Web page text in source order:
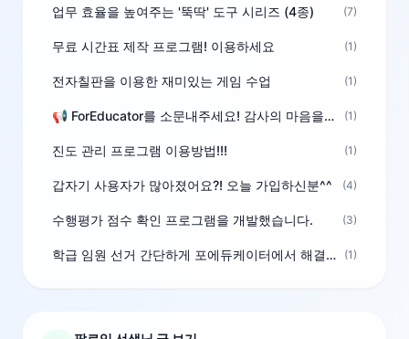
업무 효율을 높여주는 '뚝딱' 도구 시리즈 (4종) (7)
무료 시간표 제작 프로그램! 이용하세요 (1)
전자칠판을 이용한 재미있는 게임 수업 (1)
📢 ForEducator를 소문내주세요! 감사의 마음을 담은 포인트 선물 (1)
진도 관리 프로그램 이용방법!!! (1)
갑자기 사용자가 많아졌어요?! 오늘 가입하신분^^ (4)
수행평가 점수 확인 프로그램을 개발했습니다. (3)
학급 임원 선거 간단하게 포에듀케이터에서 해결하세요! (1)